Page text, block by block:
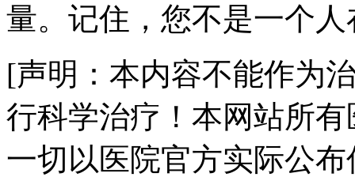
量。记住，您不是一个
[声明：本内容不能作为
行科学治疗！本网站所
一切以医院官方实际公